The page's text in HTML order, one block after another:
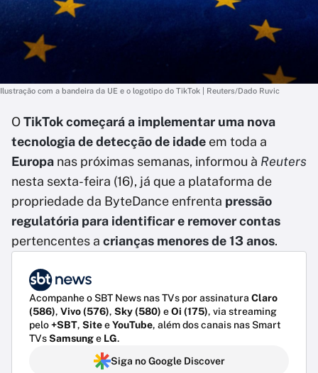
Ilustração com a bandeira da UE e o logotipo do TikTok | Reuters/Dado Ruvic
OTikTok começará a implementar uma nova
tecnologia de detecção de idade em toda a
Europa nas próximas semanas, informou à Reuters
nesta sexta-feira (16), já que a plataforma de
propriedade da ByteDance enfrenta pressão
regulatória para identificar e remover contas
pertencentes a crianças menores de 13 anos.
Acompanhe o SBT News nas TVs por assinatura Claro
(586), Vivo (576), Sky (580) eOi (175), via streaming
pelo+SBT, SiteeYouTube, além dos canais nas Smart
TVsSamsunge LG.
Siga no Google Discover